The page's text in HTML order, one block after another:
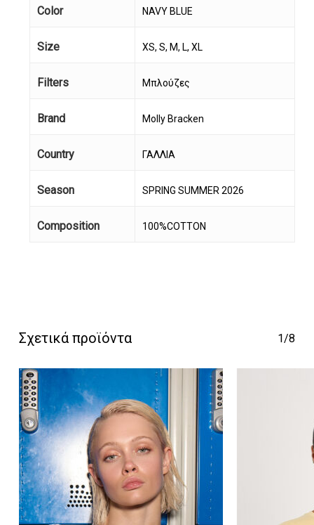
Κανένα προϊόν στο
καλάθι σας.
Color NAVY BLUE
Size XS, S, M, L, XL
Filters Μπλούζες
Brand Molly Bracken
Country ΓΑΛΛΙΑ
Season SPRING SUMMER 2026
Composition 100%COTTON
Σχετικά προϊόντα 1/8